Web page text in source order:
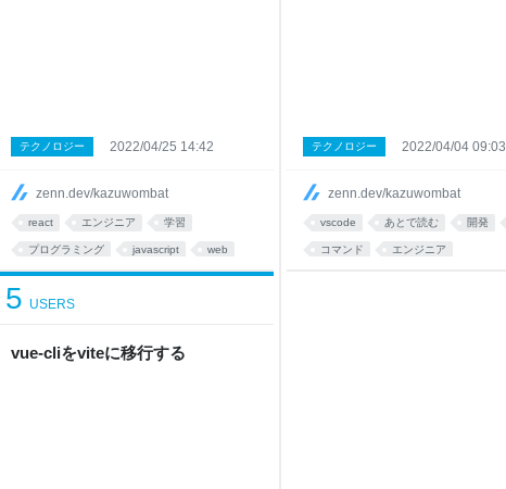
zenn.dev/kazuwombat
テクノロジー 2022/04/25 14:42
react エンジニア 学習
プログラミング javascript web
*あとで読む あとで読む
zenn.dev/kazuwombat
テクノロジー 2022/04/04 09:03
vscode あとで読む 開発
コマンド エンジニア
vue-cliをviteに移行する
5 USERS